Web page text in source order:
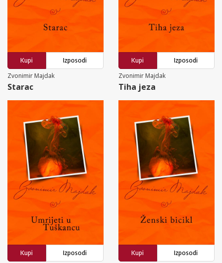
Kupi
Izposodi
Zvonimir Majdak
Starac
Kupi
Izposodi
Zvonimir Majdak
Tiha jeza
Kupi
Izposodi
Kupi
Izposodi